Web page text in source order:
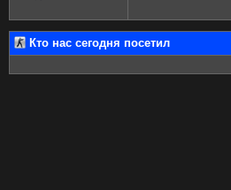
Кто нас сегодня посетил